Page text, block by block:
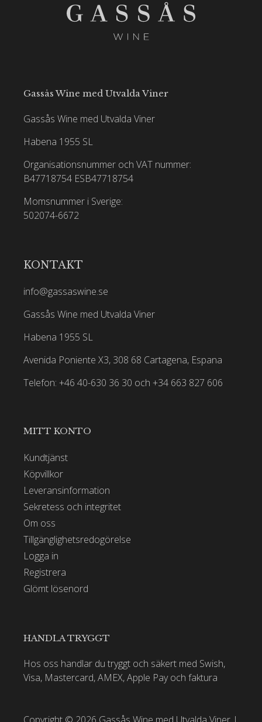
Gassås Wine med Utvalda Viner
Gassås Wine med Utvalda Viner
Habena 1955 SL
Organisationsnummer och VAT nummer:
B47718754 ESB47718754
Momsnummer i Sverige:
502074-6672
KONTAKT
info@gassaswine.se
Gassås Wine med Utvalda Viner
Habena 1955 SL
Avenida Poniente X3, 308 68 Cartagena, Espana
Telefon: +46 40-630 36 30 och +34 663 827 606
MITT KONTO
Kundtjänst
Köpvillkor
Leveransinformation
Sekretess och integritet
Om oss
Tillgänglighetsredogörelse
Logga in
Registrera
Glömt lösenord
HANDLA TRYGGT
Hos oss handlar du tryggt och säkert med Swish,
Visa, Mastercard, AMEX, Apple Pay och faktura